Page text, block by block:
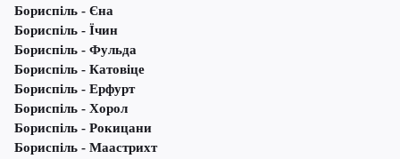
Бориспіль - Єна
Бориспіль - Їчин
Бориспіль - Фульда
Бориспіль - Катовіце
Бориспіль - Ерфурт
Бориспіль - Хорол
Бориспіль - Рокицани
Бориспіль - Маастрихт